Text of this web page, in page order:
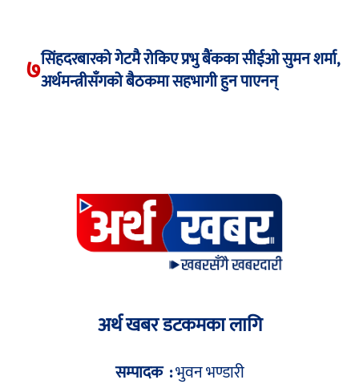
७सिंहदरबारको गेटमै रोकिए प्रभु बैंकका सीईओ सुमन शर्मा,
अर्थमन्त्रीसँगको बैठकमा सहभागी हुन पाएनन्
अर्थ खबर डटकमका लागि
सम्पादक :भुवन भण्डारी